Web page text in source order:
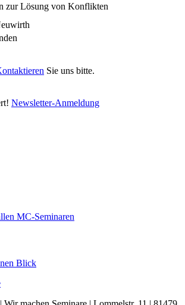
zur Lösung von Konflikten
Sie uns bitte.
Newsletter-Anmeldung
MC-Seminaren
Blick